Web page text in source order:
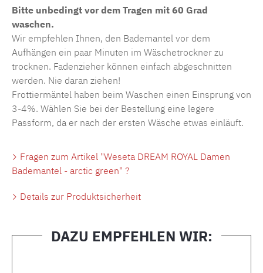
Bitte unbedingt vor dem Tragen mit 60 Grad
waschen.
Wir empfehlen Ihnen, den Bademantel vor dem
Aufhängen ein paar Minuten im Wäschetrockner zu
trocknen. Fadenzieher können einfach abgeschnitten
werden. Nie daran ziehen!
Frottiermäntel haben beim Waschen einen Einsprung von
3-4%. Wählen Sie bei der Bestellung eine legere
Passform, da er nach der ersten Wäsche etwas einläuft.
Fragen zum Artikel "Weseta DREAM ROYAL Damen
Bademantel - arctic green" ?
Details zur Produktsicherheit
DAZU EMPFEHLEN WIR: